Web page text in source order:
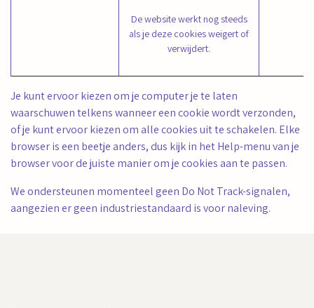
De website werkt nog steeds
als je deze cookies weigert of
verwijdert.
Je kunt ervoor kiezen om je computer je te laten
waarschuwen telkens wanneer een cookie wordt verzonden,
of je kunt ervoor kiezen om alle cookies uit te schakelen. Elke
browser is een beetje anders, dus kijk in het Help-menu van je
browser voor de juiste manier om je cookies aan te passen.
We ondersteunen momenteel geen Do Not Track-signalen,
aangezien er geen industriestandaard is voor naleving.